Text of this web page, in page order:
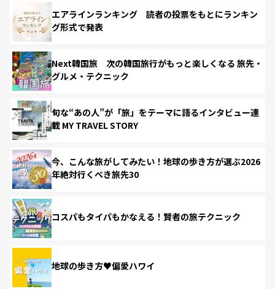
エアラインランキング 読者の投票をもとにランキン
グ形式で発表
Next韓国旅 次の韓国旅行がもっと楽しくなる 旅先・
グルメ・テクニック
旬な“あの人”が「旅」をテーマに語るインタビュー連
載 MY TRAVEL STORY
今、こんな旅がしてみたい！地球の歩き方が選ぶ2026
年絶対行くべき旅先30
コスパもタイパもかなえる！賢者の旅テクニック
地球の歩き方♥偏愛ハワイ